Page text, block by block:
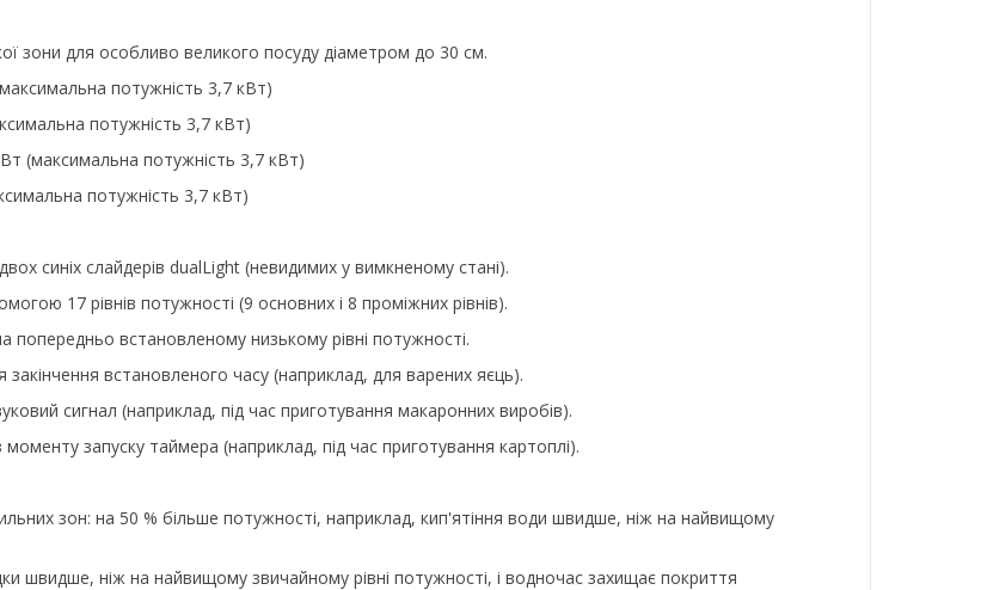
зони для особливо великого посуду діаметром до 30 см.
потужність 3,7 кВт)
потужність 3,7 кВт)
(максимальна потужність 3,7 кВт)
потужність 3,7 кВт)
синіх слайдерів dualLight (невидимих у вимкненому стані).
17 рівнів потужності (9 основних і 8 проміжних рівнів).
попередньо встановленому низькому рівні потужності.
встановленого часу (наприклад, для варених яєць).
сигнал (наприклад, під час приготування макаронних виробів).
запуску таймера (наприклад, під час приготування картоплі).
зон: на 50 % більше потужності, наприклад, кип'ятіння води швидше, ніж на найвищому
швидше, ніж на найвищому звичайному рівні потужності, і водночас захищає покриття